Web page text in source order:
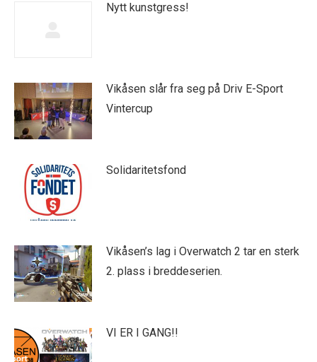
Nytt kunstgress!
Vikåsen slår fra seg på Driv E-Sport
Vintercup
Solidaritetsfond
Vikåsen’s lag i Overwatch 2 tar en sterk
2. plass i breddeserien.
VI ER I GANG!!